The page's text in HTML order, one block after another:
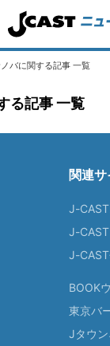
バに関する記事 一覧
る記事 一覧
関連サ
J-
J-
J-
BOOK
東京バ
Jタウン